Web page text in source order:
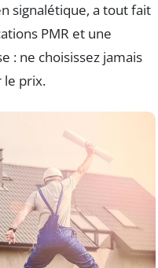
signalétique, a tout fait
PMR et une
: ne choisissez jamais
le prix.